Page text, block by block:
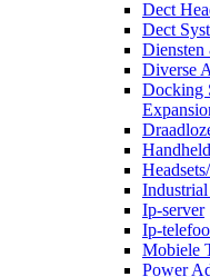
Dect
Dect
Diensten
Diverse
Docking
Industrial
Ip-server
Ip-
Mobiele
Power